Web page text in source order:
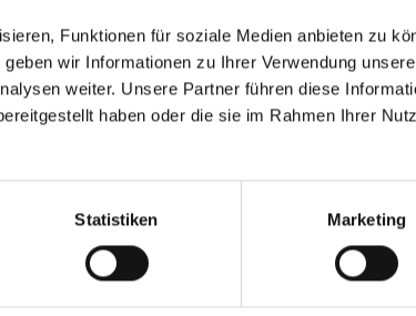
Funktionen für soziale Medien anbieten zu
wir Informationen zu Ihrer Verwendung
weiter. Unsere Partner führen diese
haben oder die sie im Rahmen Ihrer
Statistiken Marketing
Bahnhofs Frastanz und eröffnete
mobil service“ wurde mit viel
Land Vorarlberg umgesetzt.
in die verdiente Pension wird
ihre Treue und Wertschätzung des
T0043
F 0043
E-
Ortsplan